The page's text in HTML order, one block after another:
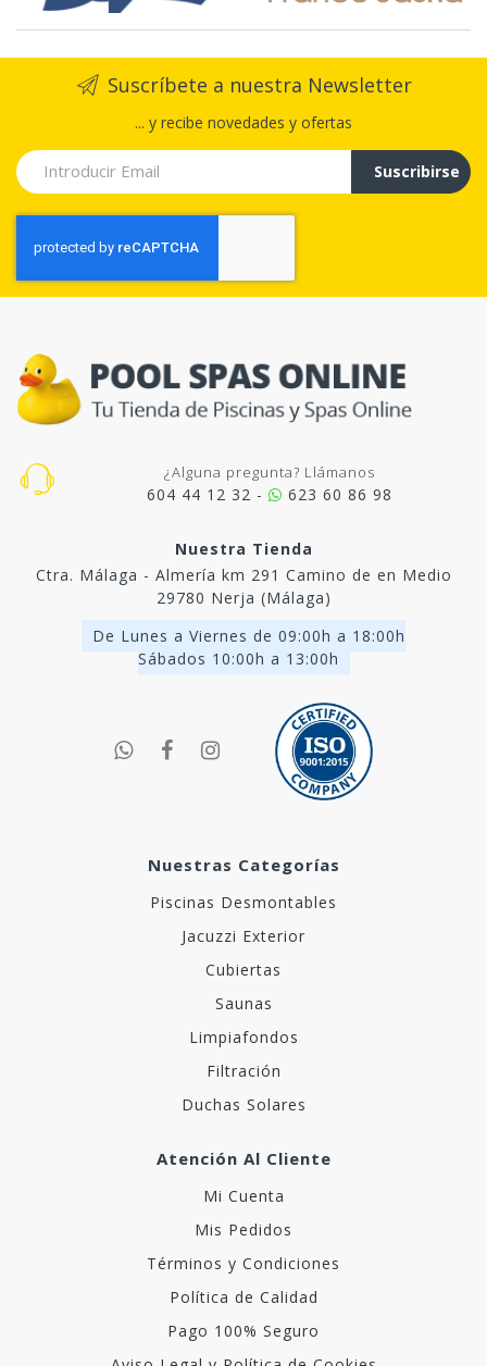
Suscríbete a nuestra Newsletter
... y recibe novedades y ofertas
Suscribirse
¿Alguna pregunta? Llámanos
604 44 12 32 - 623 60 86 98
Nuestra Tienda
Ctra. Málaga - Almería km 291 Camino de en Medio
29780 Nerja (Málaga)
De Lunes a Viernes de 09:00h a 18:00h
Sábados 10:00h a 13:00h
Nuestras Categorías
Piscinas Desmontables
Jacuzzi Exterior
Cubiertas
Saunas
Limpiafondos
Filtración
Duchas Solares
Atención Al Cliente
Mi Cuenta
Mis Pedidos
Términos y Condiciones
Política de Calidad
Pago 100% Seguro